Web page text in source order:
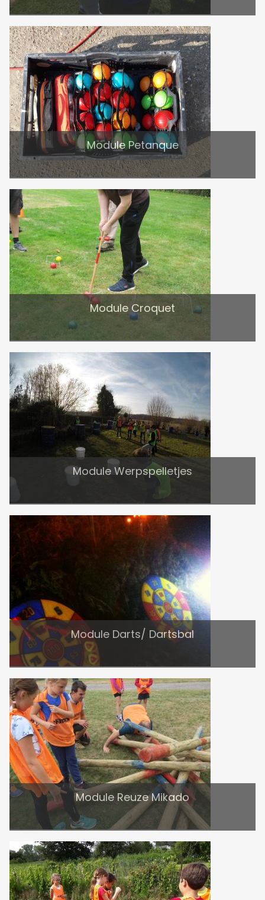
Module Petanque
Module Croquet
Module Werpspelletjes
Module Darts/ Dartsbal
Module Reuze Mikado